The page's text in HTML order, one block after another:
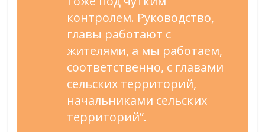
контролем. Руководство,
главы работают с
жителями, а мы работаем,
соответственно, с главами
сельских территорий,
начальниками сельских
территорий”.